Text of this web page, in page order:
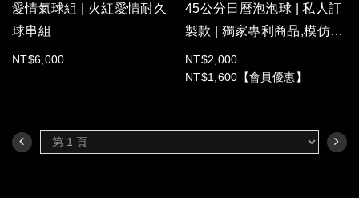
愛情氣球組 | 火紅愛情耐久
球串組
NT$6,000
45公分日曆泡泡球 | 私人訂
製款 | 獨家專利商品,模仿請
慎重!【限量提供】
NT$2,000
NT$1,600【會員優惠】